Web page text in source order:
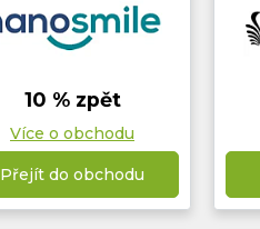
10 % zpět
Více o obchodu
Přejít do obchodu